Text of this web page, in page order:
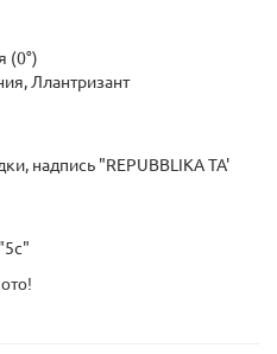
(0°)
Ллантризант
надпись "REPUBBLIKA TA'